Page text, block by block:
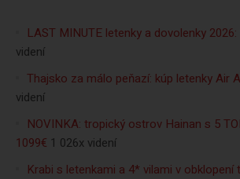
LAST MINUTE letenky a dovolenky
videní
Thajsko za málo peňazí: kúp letenky Air
videní
NOVINKA: tropický ostrov Hainan s 5
1099€ 1 026x videní
Krabi s letenkami a 4* vilami v obklopení